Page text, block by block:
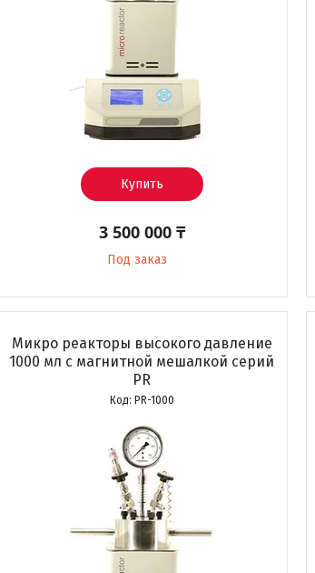
Купить
3 500 000 ₸
Под заказ
Микро реакторы высокого давление
1000 мл с магнитной мешалкой серий
PR
PR-1000